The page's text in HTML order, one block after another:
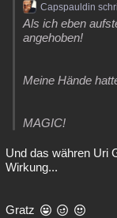
Capspauldin
Als ich eben
angehoben!
Meine Hände
MAGIC!
Und das währen Uri
Wirkung...
Gratz